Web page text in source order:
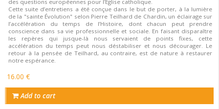
des questions européennes pour l’Eglise catholique.
Cette suite d’entretiens a été conçue dans le but de porter, à la lumière
de la "sainte Évolution" selon Pierre Teilhard de Chardin, un éclairage sur
l’accélération du temps de l’Histoire, dont chacun peut prendre
conscience dans sa vie professionnelle et sociale. En faisant disparaître
les repères qui jusque-là nous servaient de points fixes, cette
accélération du temps peut nous déstabiliser et nous décourager. Le
retour à la pensée de Teilhard, au contraire, est de nature à restaurer
notre espérance.
16.00 €
Add to cart